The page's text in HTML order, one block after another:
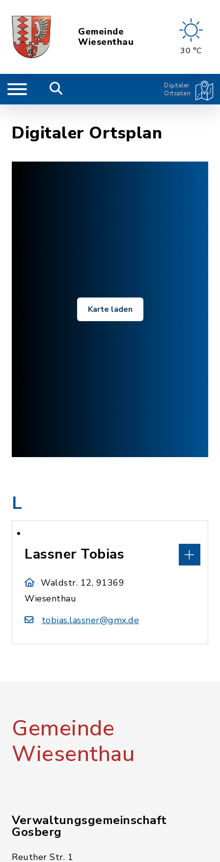
Gemeinde
Wiesenthau
30 °C
Digitaler
Ortsplan
Digitaler Ortsplan
Karte laden
L
Lassner Tobias
Waldstr. 12, 91369
Wiesenthau
tobias.lassner@gmx.de
Gemeinde
Wiesenthau
Verwaltungsgemeinschaft
Gosberg
Reuther Str. 1